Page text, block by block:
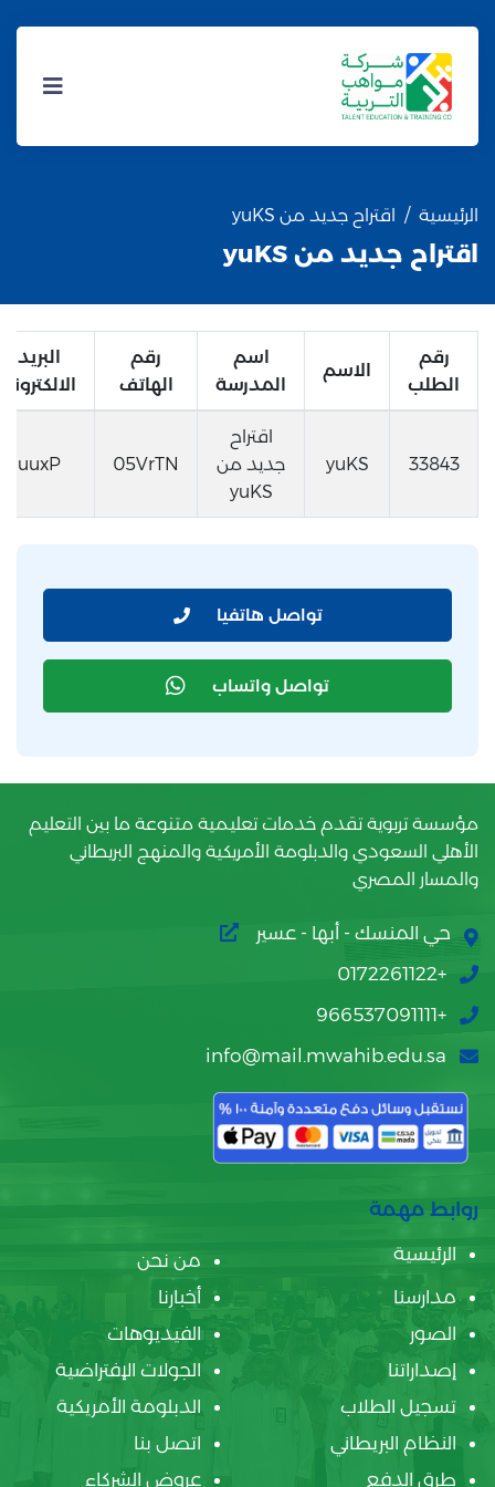
الرئيسية اقتراح جديد من yuKS
اقتراح جديد من yuKS
رقم
الطلب
الاسم
اسم
المدرسة
رقم
الهاتف
البريد
الالكتروني
33843
yuKS
اقتراح
جديد من
yuKS
05VrTN
uuxP
تواصل هاتفيا
تواصل واتساب
مؤسسة تربوية تقدم خدمات تعليمية متنوعة ما بين التعليم
الأهلي السعودي والدبلومة الأمريكية والمنهج البريطاني
والمسار المصري
حي المنسك - أبها - عسير
+0172261122
+966537091111
info@mail.mwahib.edu.sa
روابط مهمة
الرئيسية
من نحن
مدارسنا
أخبارنا
الصور
الفيديوهات
إصداراتنا
الجولات الإفتراضية
تسجيل الطلاب
الدبلومة الأمريكية
النظام البريطاني
اتصل بنا
طرق الدفع
عروض الشركاء